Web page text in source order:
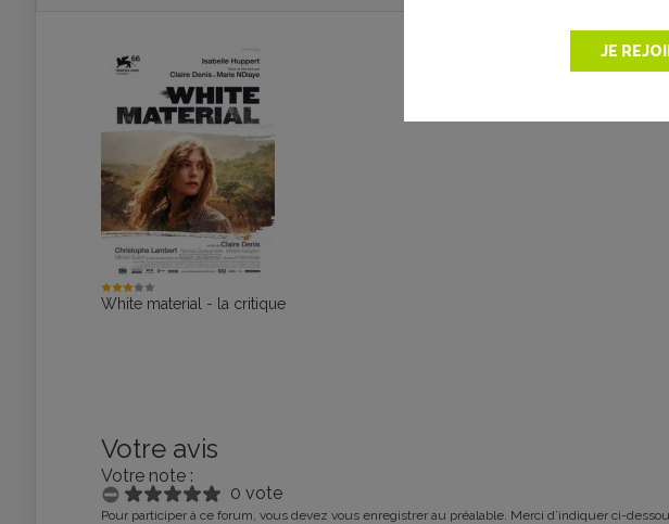
JE
White material - la critique
Votre avis
Votre note :
0 vote
Pour participer à ce forum, vous devez vous enregistrer au préalable. Merci d’indiquer ci-